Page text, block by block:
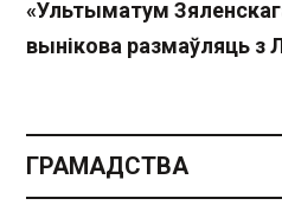
«Ультыматум
вынікова размаўляць з
ГРАМАДСТВА